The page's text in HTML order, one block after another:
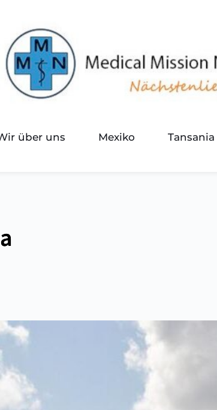
über uns Mexiko Tansania